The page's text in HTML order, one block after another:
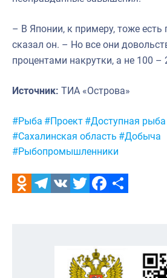
– В Японии, к примеру, тоже есть
сказал он. – Но все они
процентами накрутки, а не 100 –
Источник: ТИА «Острова»
Метки:
#Рыба #Проект #Доступная рыба
#Сахалинская область #Добыча
#Рыбопромышленники